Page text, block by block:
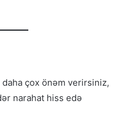
daha çox önəm verirsiniz,
narahat hiss edə